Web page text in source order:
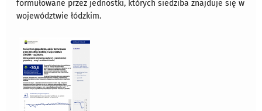
formułowane przez jednostki, których siedziba znajduje się w
województwie łódzkim.